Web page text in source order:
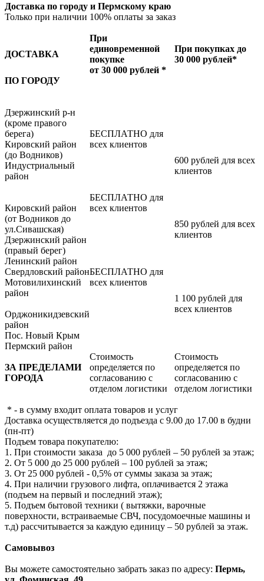
Доставка по городу и Пермскому краю
Только при наличии 100% оплаты за заказ
ДОСТАВКА
При
единовременной
покупке
от 30 000 рублей *
При покупках до
30 000 рублей*
ПО ГОРОДУ
Дзержинский р-н
(кроме правого
берега)
Кировский район
(до Водников)
Индустриальный
район
Кировский район
(от Водников до
ул.Сивашская)
Дзержинский район
(правый берег)
Ленинский район
Свердловский район
Мотовилихинский
район
Орджоникидзевский
район
Пос. Новый Крым
Пермский район
БЕСПЛАТНО для
всех клиентов
БЕСПЛАТНО для
всех клиентов
БЕСПЛАТНО для
всех клиентов
600 рублей для всех
клиентов
850 рублей для всех
клиентов
1 100 рублей для
всех клиентов
ЗА ПРЕДЕЛАМИ
ГОРОДА
Стоимость
определяется по
согласованию с
отделом логистики
Стоимость
определяется по
согласованию с
отделом логистики
* - в сумму входит оплата товаров и услуг
Доставка осуществляется до подъезда с 9.00 до 17.00 в будни
(пн-пт)
Подъем товара покупателю:
1. При стоимости заказа до 5 000 рублей – 50 рублей за этаж;
2. От 5 000 до 25 000 рублей – 100 рублей за этаж;
3. От 25 000 рублей - 0,5% от суммы заказа за этаж;
4. При наличии грузового лифта, оплачивается 2 этажа
(подъем на первый и последний этаж);
5. Подъем бытовой техники ( вытяжки, варочные
поверхности, встраиваемые СВЧ, посудомоечные машины и
т.д) рассчитывается за каждую единицу – 50 рублей за этаж.
Самовывоз
Вы можете самостоятельно забрать заказ по адресу: Пермь,